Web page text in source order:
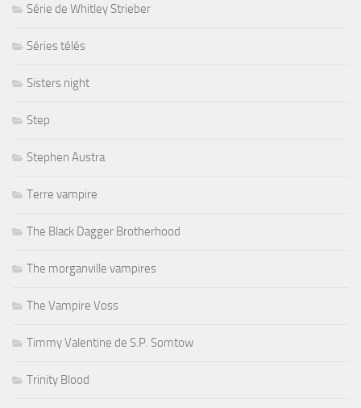
Série de Whitley Strieber
Séries télés
Sisters night
Step
Stephen Austra
Terre vampire
The Black Dagger Brotherhood
The morganville vampires
The Vampire Voss
Timmy Valentine de S.P. Somtow
Trinity Blood